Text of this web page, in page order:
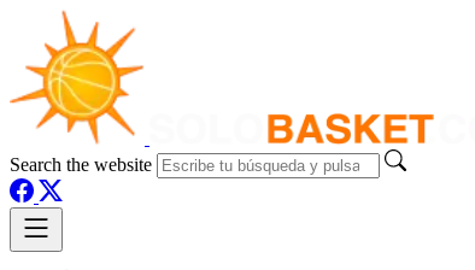
Search the website